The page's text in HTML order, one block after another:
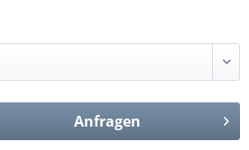
Anfragen